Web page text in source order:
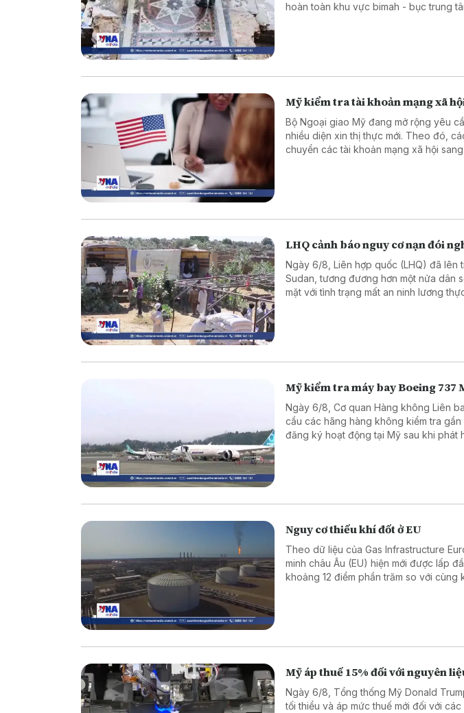
hoàn toàn khu vực bimah - bục trung
Mỹ kiểm tra tài khoản mạng xã
Bộ Ngoại giao Mỹ đang mở rộng yêu
nhiều diện xin thị thực mới. Theo đó,
chuyển các tài khoản mạng xã hội
LHQ cảnh báo nguy cơ nạn đói
Ngày 6/8, Liên hợp quốc (LHQ) đã lên
Sudan, tương đương hơn một nửa dân
mặt với tình trạng mất an ninh lương
Mỹ kiểm tra máy bay Boeing 737
Ngày 6/8, Cơ quan Hàng không Liên
cầu các hãng hàng không kiểm tra
đăng ký hoạt động tại Mỹ sau khi phát
Nguy cơ thiếu khí đốt ở EU
Theo dữ liệu của Gas Infrastructure
minh châu Âu (EU) hiện mới được lấp
khoảng 12 điểm phần trăm so với
Mỹ áp thuế 15% đối với nguyên
Ngày 6/8, Tổng thống Mỹ Donald
tối thiểu và áp mức thuế mới đối với